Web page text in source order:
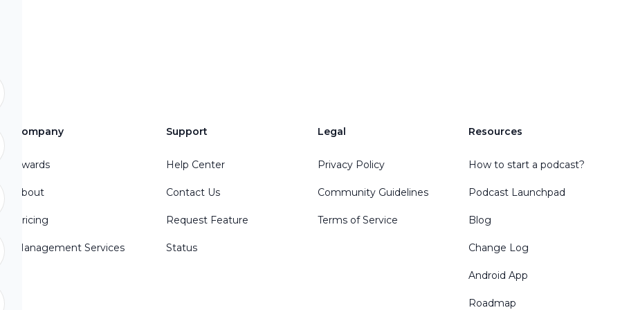
Company
Awards
About
Pricing
Management Services
Support
Help Center
Contact Us
Request Feature
Status
Legal
Privacy Policy
Community Guidelines
Terms of Service
Resources
How to start a podcast?
Podcast Launchpad
Blog
Change Log
Android App
Roadmap